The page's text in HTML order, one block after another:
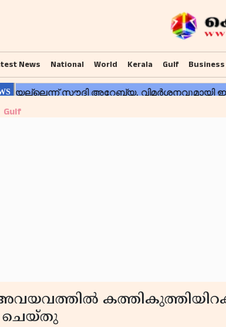
News National World Kerala Gulf Business
Gulf
ചെയ്തു